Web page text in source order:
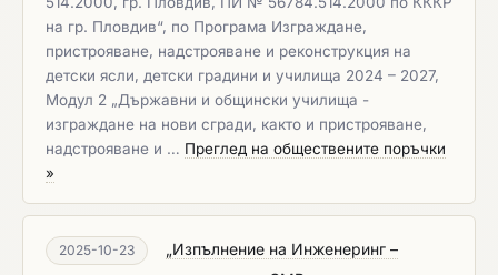
на гр. Пловдив“, по Програма Изграждане,
пристрояване, надстрояване и реконструкция на
детски ясли, детски градини и училища 2024 – 2027,
Модул 2 „Държавни и общински училища -
изграждане на нови сгради, както и пристрояване,
надстрояване и … Преглед на обществените поръчки
»
2025-10-23
„Изпълнение на Инженеринг –